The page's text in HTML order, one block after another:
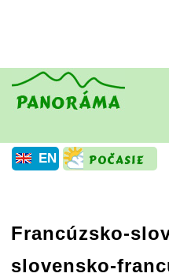
EN
Francúzsko-
slovensko-